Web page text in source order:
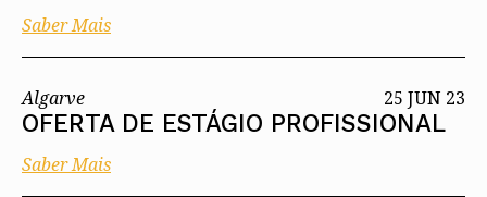
Saber Mais
Algarve 25 JUN 23
OFERTA DE ESTÁGIO PROFISSIONAL
Saber Mais